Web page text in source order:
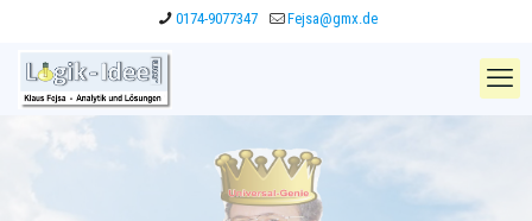
0174-9077347 Fejsa@gmx.de